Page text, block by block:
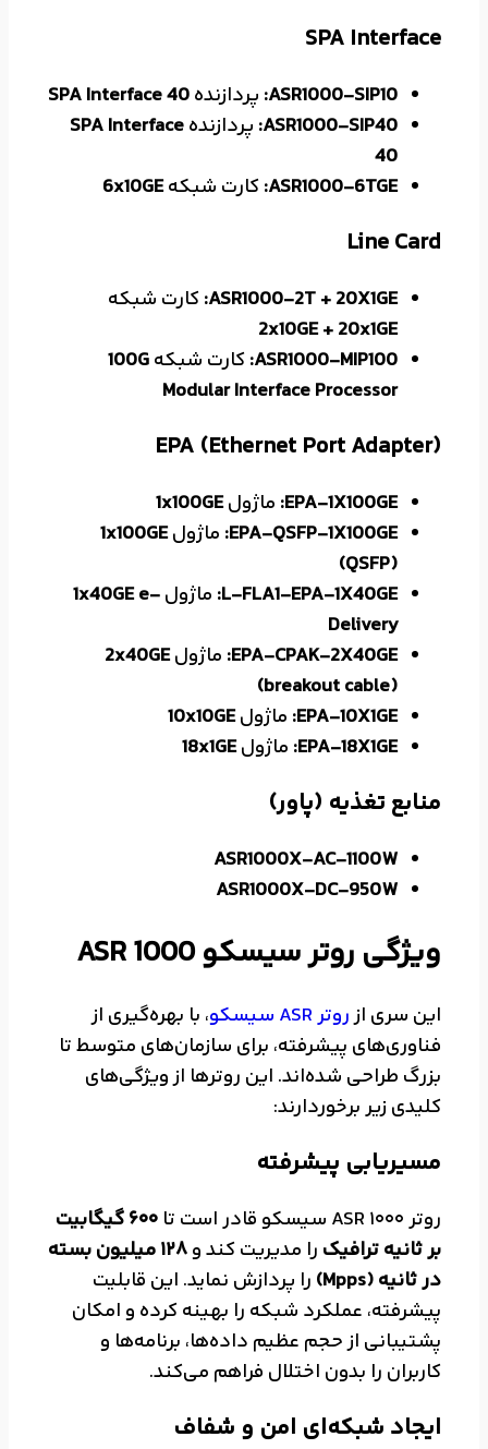
SPA Interface
ASR1000-SIP10: پردازندهSPA Interface 40
ASR1000-SIP40: پردازندهSPA Interface
40
ASR1000-6TGE: کارت شبکه6x10GE
Line Card
ASR1000-2T + 20X1GE: کارت شبکه
2x10GE + 20x1GE
ASR1000-MIP100: کارت شبکه100G
Modular Interface Processor
EPA (Ethernet Port Adapter)
EPA-1X100GE: ماژول1x100GE
EPA-QSFP-1X100GE: ماژول1x100GE
(QSFP)
L-FLA1-EPA-1X40GE: ماژول1x40GE e-
Delivery
EPA-CPAK-2X40GE: ماژول2x40GE
(breakout cable)
EPA-10X1GE: ماژول10x10GE
EPA-18X1GE: ماژول18x1GE
منابع تغذیه (پاور)
ASR1000X-AC-1100W
ASR1000X-DC-950W
ویژگی روتر سیسکو ASR 1000
این سری ازروتر ASR سیسکو ، با بهره‌گیری از
فناوری‌های پیشرفته، برای سازمان‌های متوسط تا
بزرگ طراحی شده‌اند. این روترها از ویژگی‌های
کلیدی زیر برخوردارند:
مسیریابی پیشرفته
روتر ASR 1000 سیسکو قادر است تا
600 گیگابیت
بر ثانیه ترافیک را مدیریت کند و
128 میلیون بسته
در ثانیه (Mpps)
را پردازش نماید. این قابلیت
پیشرفته، عملکرد شبکه را بهینه کرده و امکان
پشتیبانی از حجم عظیم داده‌ها، برنامه‌ها و
کاربران را بدون اختلال فراهم می‌کند.
ایجاد شبکه‌ای امن و شفاف